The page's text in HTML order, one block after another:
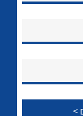
לכל מוצרי היצרן
לכל מוצרי היצרן